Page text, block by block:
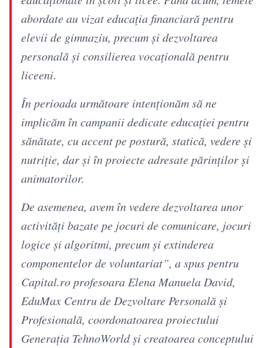
abordate au vizat educația financiară pentru
elevii de gimnaziu, precum și dezvoltarea
personală și consilierea vocațională pentru
liceeni.
În perioada următoare intenționăm să ne
implicăm în campanii dedicate educației pentru
sănătate, cu accent pe postură, statică, vedere și
nutriție, dar și în proiecte adresate părinților și
animatorilor.
De asemenea, avem în vedere dezvoltarea unor
activități bazate pe jocuri de comunicare, jocuri
logice și algoritmi, precum și extinderea
componentelor de voluntariat”, a spus pentru
Capital.ro profesoara Elena Manuela David,
EduMax Centru de Dezvoltare Personală și
Profesională, coordonatoarea proiectului
Generația TehnoWorld și creatoarea conceptului